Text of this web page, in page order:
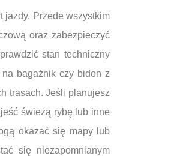
jazdy. Przede wszystkim
oraz zabezpieczyć
stan techniczny
na bagażnik czy bidon z
trasach. Jeśli planujesz
świeżą rybę lub inne
okazać się mapy lub
się niezapomnianym